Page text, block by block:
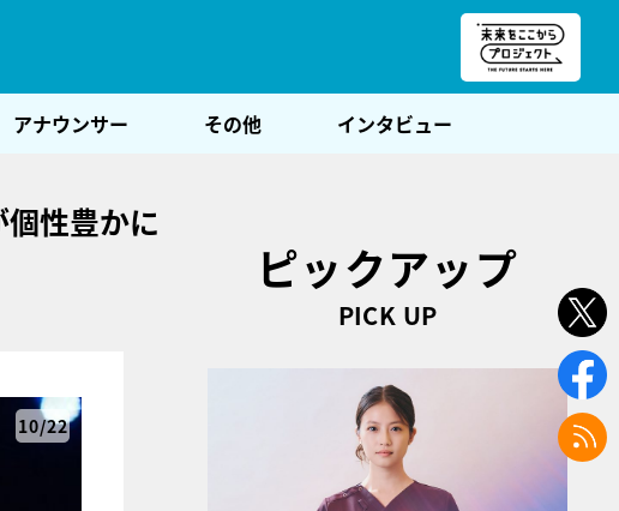
アナウンサー その他 インタビュー
性豊かに
10/22
ピックアップ
PICK UP